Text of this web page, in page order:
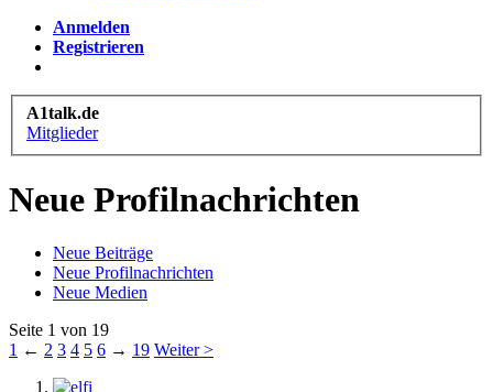
Anmelden
Registrieren
A1talk.de
Mitglieder
Neue Profilnachrichten
Neue Beiträge
Neue Profilnachrichten
Neue Medien
Seite 1 von 19
1 ← 2 3 4 5 6 → 19 Weiter >